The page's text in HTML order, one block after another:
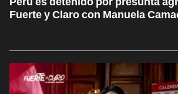
Fuerte y Claro con Manuela